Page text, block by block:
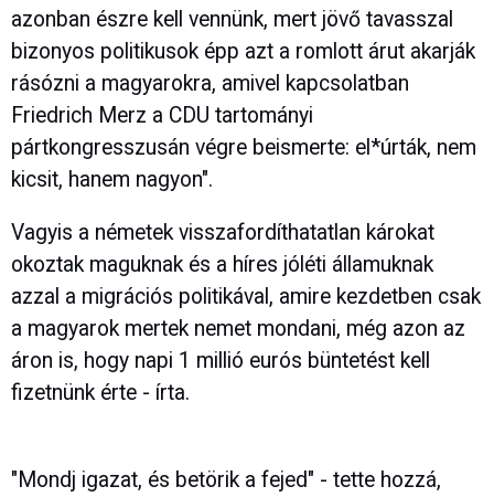
azonban észre kell vennünk, mert jövő tavasszal
bizonyos politikusok épp azt a romlott árut akarják
rásózni a magyarokra, amivel kapcsolatban
Friedrich Merz a CDU tartományi
pártkongresszusán végre beismerte: el*úrták, nem
kicsit, hanem nagyon".
Vagyis a németek visszafordíthatatlan károkat
okoztak maguknak és a híres jóléti államuknak
azzal a migrációs politikával, amire kezdetben csak
a magyarok mertek nemet mondani, még azon az
áron is, hogy napi 1 millió eurós büntetést kell
fizetnünk érte - írta.
"Mondj igazat, és betörik a fejed" - tette hozzá,